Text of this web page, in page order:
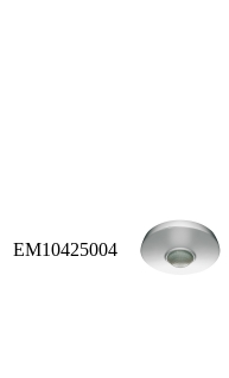
EM10425004